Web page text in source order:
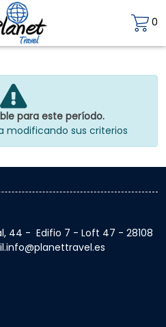
0
para este período.
modificando sus criterios
44 - Edifio 7 - Loft 47 - 28108